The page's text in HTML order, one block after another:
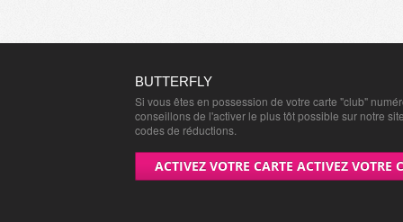
BUTTERFLY
Si vous êtes en possession de votre carte "club"
conseillons de l'activer le plus tôt possible sur notre
codes de réductions.
ACTIVEZ VOTRE CARTE ACTIVEZ VOTRE